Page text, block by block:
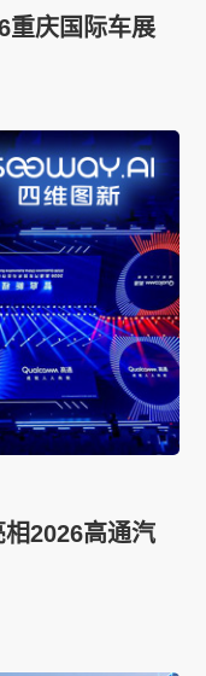
重庆国际车展
2026高通汽